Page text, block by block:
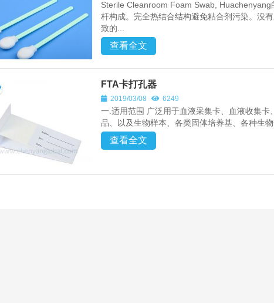
Sterile Cleanroom Foam Swab,
杆构成。完全热结合结构避免粘合剂污染。没
致的...
查看全文
FTA卡打孔器
2019/03/08 6249
一.适用范围 广泛用于血液采集卡、血液收集
品、以及生物样本、各类固体培养基、各种生
查看全文